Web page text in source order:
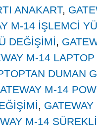
ANAKART,
M-14 İŞLEMCİ
DEĞİŞİMİ,
M-14
DUMAN
M-14
,
M-14